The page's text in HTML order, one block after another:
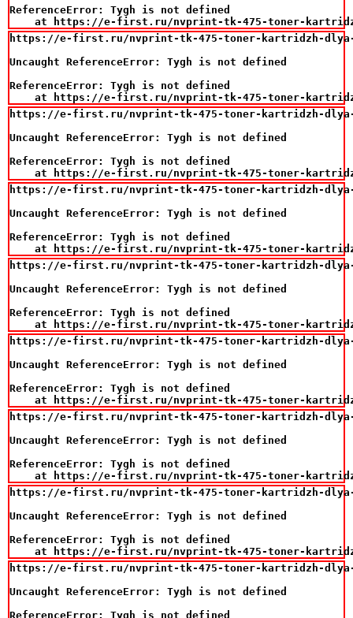
ReferenceError: Tygh is not defined
at https://e-first.ru/nvprint-tk-475-toner-
https://e-first.ru/nvprint-tk-475-toner-kartridzh-dlya-
Uncaught ReferenceError: Tygh is not defined
ReferenceError: Tygh is not defined
at https://e-first.ru/nvprint-tk-475-toner-
https://e-first.ru/nvprint-tk-475-toner-kartridzh-dlya-
Uncaught ReferenceError: Tygh is not defined
ReferenceError: Tygh is not defined
at https://e-first.ru/nvprint-tk-475-toner-
https://e-first.ru/nvprint-tk-475-toner-kartridzh-dlya-
Uncaught ReferenceError: Tygh is not defined
ReferenceError: Tygh is not defined
at https://e-first.ru/nvprint-tk-475-toner-
https://e-first.ru/nvprint-tk-475-toner-kartridzh-dlya-
Uncaught ReferenceError: Tygh is not defined
ReferenceError: Tygh is not defined
at https://e-first.ru/nvprint-tk-475-toner-
https://e-first.ru/nvprint-tk-475-toner-kartridzh-dlya-
Uncaught ReferenceError: Tygh is not defined
ReferenceError: Tygh is not defined
at https://e-first.ru/nvprint-tk-475-toner-
https://e-first.ru/nvprint-tk-475-toner-kartridzh-dlya-
Uncaught ReferenceError: Tygh is not defined
ReferenceError: Tygh is not defined
at https://e-first.ru/nvprint-tk-475-toner-
https://e-first.ru/nvprint-tk-475-toner-kartridzh-dlya-
Uncaught ReferenceError: Tygh is not defined
ReferenceError: Tygh is not defined
at https://e-first.ru/nvprint-tk-475-toner-
https://e-first.ru/nvprint-tk-475-toner-kartridzh-dlya-
Uncaught ReferenceError: Tygh is not defined
ReferenceError: Tygh is not defined